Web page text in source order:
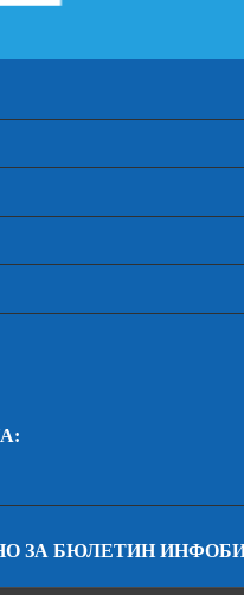
ЗА БЮЛЕТИН